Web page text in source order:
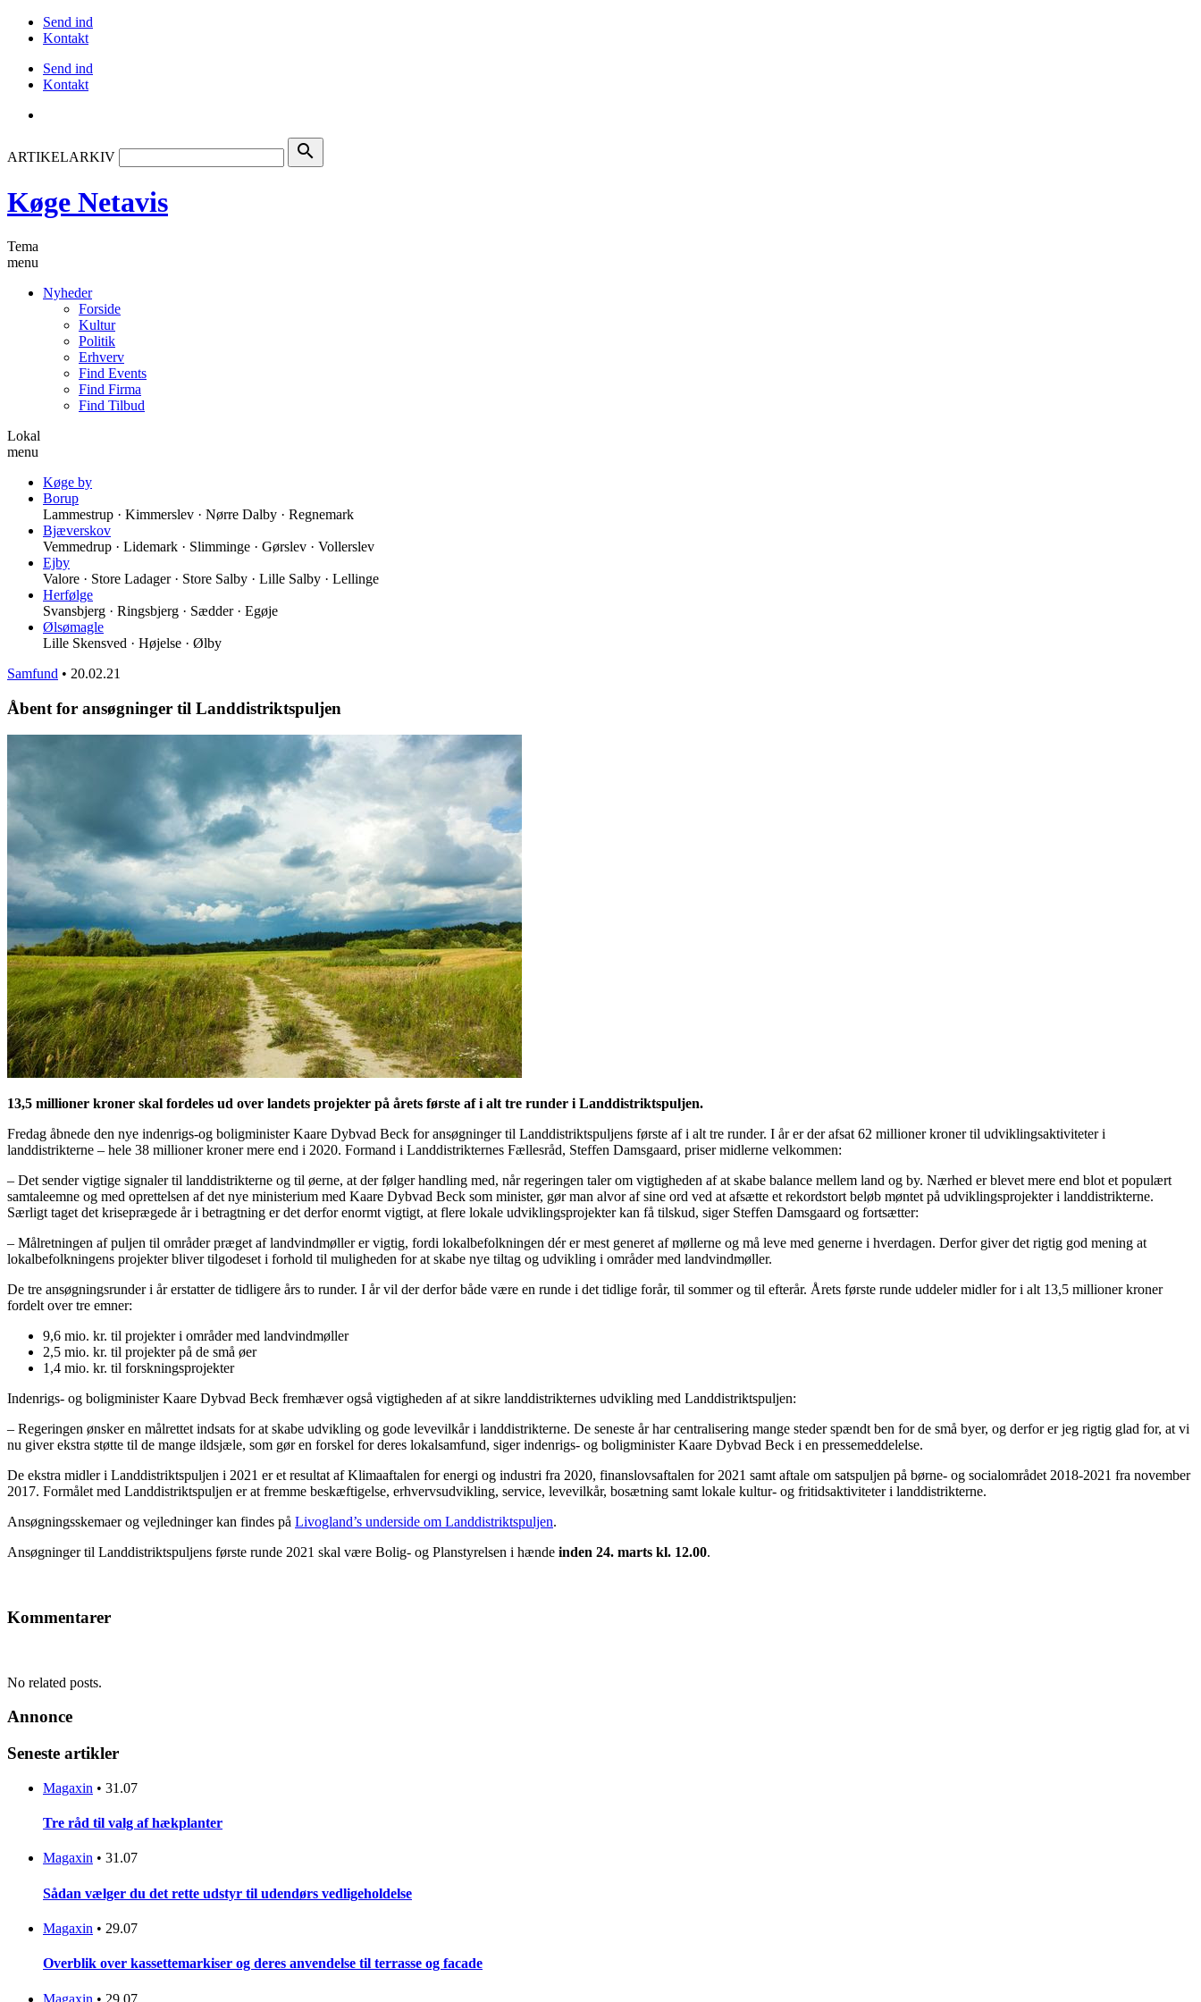
Send ind
Kontakt
Send ind
Kontakt
ARTIKELARKIV search
Køge Netavis
Tema
menu
Nyheder
Forside
Kultur
Politik
Erhverv
Find Events
Find Firma
Find Tilbud
Lokal
menu
Køge by
Borup
Lammestrup · Kimmerslev · Nørre Dalby · Regnemark
Bjæverskov
Vemmedrup · Lidemark · Slimminge · Gørslev · Vollerslev
Ejby
Valore · Store Ladager · Store Salby · Lille Salby · Lellinge
Herfølge
Svansbjerg · Ringsbjerg · Sædder · Egøje
Ølsømagle
Lille Skensved · Højelse · Ølby
Samfund • 20.02.21
Åbent for ansøgninger til Landdistriktspuljen
13,5 millioner kroner skal fordeles ud over landets projekter på årets første af i alt tre runder i Landdistriktspuljen.
Fredag åbnede den nye indenrigs-og boligminister Kaare Dybvad Beck for ansøgninger til Landdistriktspuljens første af i alt tre runder. I år er der afsat 62 millioner kroner til udviklingsaktiviteter i
landdistrikterne – hele 38 millioner kroner mere end i 2020. Formand i Landdistrikternes Fællesråd, Steffen Damsgaard, priser midlerne velkommen:
– Det sender vigtige signaler til landdistrikterne og til øerne, at der følger handling med, når regeringen taler om vigtigheden af at skabe balance mellem land og by. Nærhed er blevet mere end blot et populært
samtaleemne og med oprettelsen af det nye ministerium med Kaare Dybvad Beck som minister, gør man alvor af sine ord ved at afsætte et rekordstort beløb møntet på udviklingsprojekter i landdistrikterne.
Særligt taget det kriseprægede år i betragtning er det derfor enormt vigtigt, at flere lokale udviklingsprojekter kan få tilskud, siger Steffen Damsgaard og fortsætter:
– Målretningen af puljen til områder præget af landvindmøller er vigtig, fordi lokalbefolkningen dér er mest generet af møllerne og må leve med generne i hverdagen. Derfor giver det rigtig god mening at
lokalbefolkningens projekter bliver tilgodeset i forhold til muligheden for at skabe nye tiltag og udvikling i områder med landvindmøller.
De tre ansøgningsrunder i år erstatter de tidligere års to runder. I år vil der derfor både være en runde i det tidlige forår, til sommer og til efterår. Årets første runde uddeler midler for i alt 13,5 millioner kroner
fordelt over tre emner:
9,6 mio. kr. til projekter i områder med landvindmøller
2,5 mio. kr. til projekter på de små øer
1,4 mio. kr. til forskningsprojekter
Indenrigs- og boligminister Kaare Dybvad Beck fremhæver også vigtigheden af at sikre landdistrikternes udvikling med Landdistriktspuljen:
– Regeringen ønsker en målrettet indsats for at skabe udvikling og gode levevilkår i landdistrikterne. De seneste år har centralisering mange steder spændt ben for de små byer, og derfor er jeg rigtig glad for, at vi
nu giver ekstra støtte til de mange ildsjæle, som gør en forskel for deres lokalsamfund, siger indenrigs- og boligminister Kaare Dybvad Beck i en pressemeddelelse.
De ekstra midler i Landdistriktspuljen i 2021 er et resultat af Klimaaftalen for energi og industri fra 2020, finanslovsaftalen for 2021 samt aftale om satspuljen på børne- og socialområdet 2018-2021 fra november
2017. Formålet med Landdistriktspuljen er at fremme beskæftigelse, erhvervsudvikling, service, levevilkår, bosætning samt lokale kultur- og fritidsaktiviteter i landdistrikterne.
Ansøgningsskemaer og vejledninger kan findes på Livogland’s underside om Landdistriktspuljen.
Ansøgninger til Landdistriktspuljens første runde 2021 skal være Bolig- og Planstyrelsen i hænde inden 24. marts kl. 12.00.
Kommentarer
No related posts.
Annonce
Seneste artikler
Magaxin • 31.07
Tre råd til valg af hækplanter
Magaxin • 31.07
Sådan vælger du det rette udstyr til udendørs vedligeholdelse
Magaxin • 29.07
Overblik over kassettemarkiser og deres anvendelse til terrasse og facade
Magaxin • 29.07